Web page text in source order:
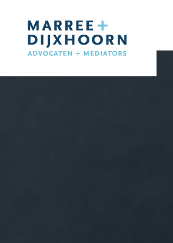
Archieven:
Dirk Engelen